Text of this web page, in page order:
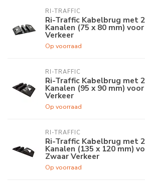
RI-TRAFFIC
Ri-Traffic Kabelbrug met 2
Kanalen (75 x 80 mm)
Verkeer
Op voorraad
RI-TRAFFIC
Ri-Traffic Kabelbrug met 2
Kanalen (95 x 90 mm)
Verkeer
Op voorraad
RI-TRAFFIC
Ri-Traffic Kabelbrug met 2
Kanalen (135 x 120 mm)
Zwaar Verkeer
Op voorraad